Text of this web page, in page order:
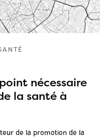
nécessaire
la santé à
de la promotion de la